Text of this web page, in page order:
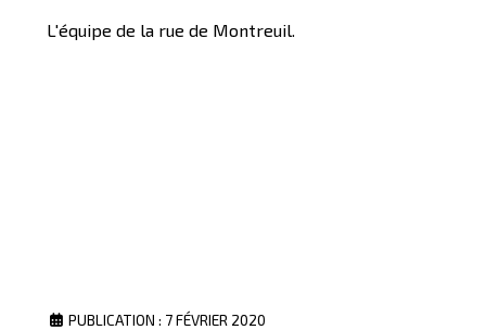
L'équipe de la rue de Montreuil.
PUBLICATION : 7 FÉVRIER 2020